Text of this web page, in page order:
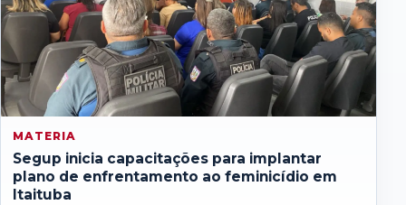
MATERIA
Segup inicia capacitações para implantar
plano de enfrentamento ao feminicídio em
Itaituba